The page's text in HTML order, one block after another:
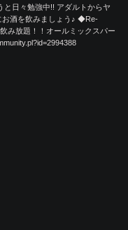
と日々勉強中!! アダルトからヤ
お酒を飲みましょう♪ ◆Re-
み放題！！オールミックスパー